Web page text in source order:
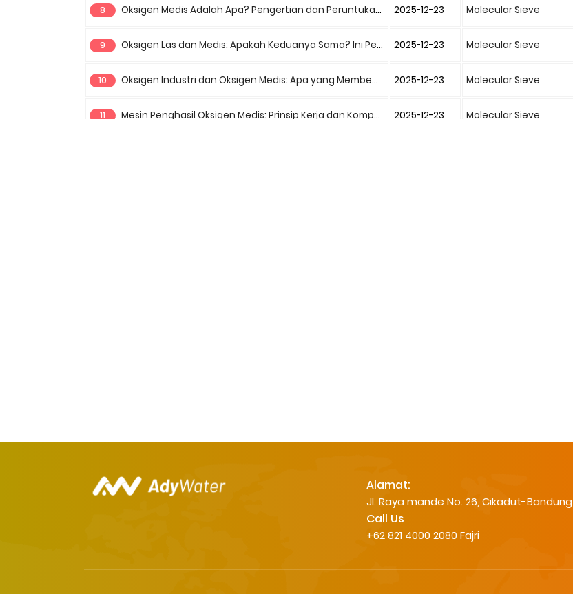
Oksigen Medis Adalah Apa? Pengertian dan Peruntukannya 2025-12-23 Molecular Sieve
Oksigen Las dan Medis: Apakah Keduanya Sama? Ini Penjelasannya 2025-12-23 Molecular Sieve
Oksigen Industri dan Oksigen Medis: Apa yang Membedakan? 2025-12-23 Molecular Sieve
Mesin Penghasil Oksigen Medis: Prinsip Kerja dan Komponen Utama 2025-12-23 Molecular Sieve
Trailer Lama Bisa Kinclong Lagi dengan Sandblast Pasir Silika 2025-11-20 Pasir Silika
Tips Sandblast Mobil Klasik dengan Pasir Silika yang Tidak Merusak 2025-11-20 Pasir Silika
Tiang Lampu Jalan Berkarat? Gunakan Pasir Silika untuk Sandblast Ringan 2025-11-20 Pasir Silika
Alamat:
Jl. Raya mande No. 26, Cikadut-Bandung
Call Us
+62 821 4000 2080 Fajri